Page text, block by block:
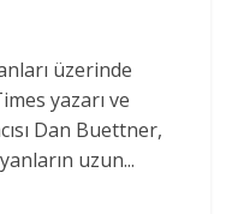
üzerinde
yazarı ve
Dan Buettner,
uzun...